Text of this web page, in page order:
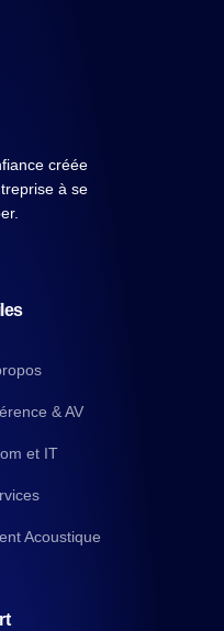
créée
à se
& AV
et IT
Acoustique